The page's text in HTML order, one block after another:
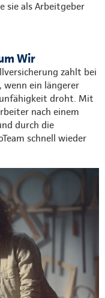
sie als Arbeitgeber
Wir
zahlt bei
wenn ein längerer
droht. Mit
nach einem
durch die
schnell wieder